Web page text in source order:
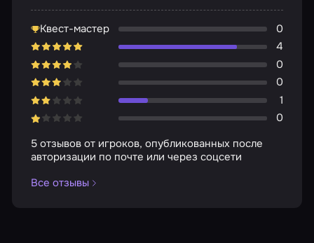
Квест-мастер
0
4
0
0
1
0
5 отзывов от игроков, опубликованных после
авторизации по почте или через соцсети
Все отзывы